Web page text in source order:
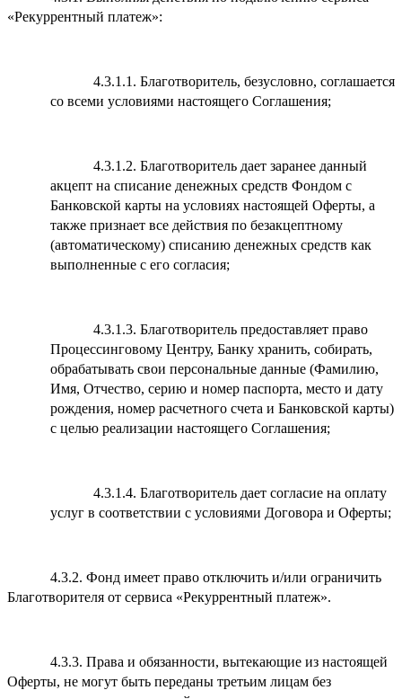
«Рекуррентный платеж»:
4.3.1.1. Благотворитель, безусловно, соглашается
со всеми условиями настоящего Соглашения;
4.3.1.2. Благотворитель дает заранее данный
акцепт на списание денежных средств Фондом с
Банковской карты на условиях настоящей Оферты, а
также признает все действия по безакцептному
(автоматическому) списанию денежных средств как
выполненные с его согласия;
4.3.1.3. Благотворитель предоставляет право
Процессинговому Центру, Банку хранить, собирать,
обрабатывать свои персональные данные (Фамилию,
Имя, Отчество, серию и номер паспорта, место и дату
рождения, номер расчетного счета и Банковской карты)
с целью реализации настоящего Соглашения;
4.3.1.4. Благотворитель дает согласие на оплату
услуг в соответствии с условиями Договора и Оферты;
4.3.2. Фонд имеет право отключить и/или ограничить
Благотворителя от сервиса «Рекуррентный платеж».
4.3.3. Права и обязанности, вытекающие из настоящей
Оферты, не могут быть переданы третьим лицам без